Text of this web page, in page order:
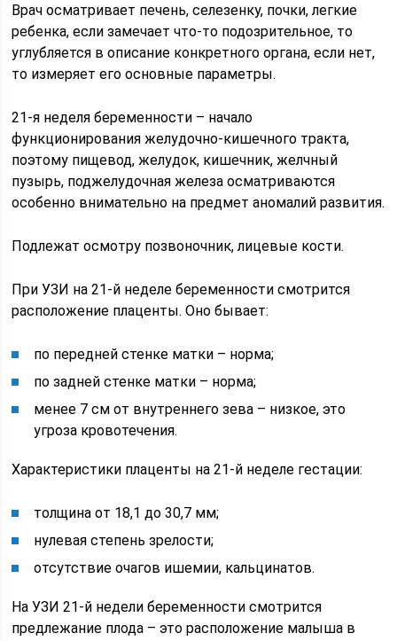
Врач осматривает печень, селезенку, почки, легкие
ребенка, если замечает что-то подозрительное, то
углубляется в описание конкретного органа, если нет,
то измеряет его основные параметры.
21-я неделя беременности – начало
функционирования желудочно-кишечного тракта,
поэтому пищевод, желудок, кишечник, желчный
пузырь, поджелудочная железа осматриваются
особенно внимательно на предмет аномалий развития.
Подлежат осмотру позвоночник, лицевые кости.
При УЗИ на 21-й неделе беременности смотрится
расположение плаценты. Оно бывает:
по передней стенке матки – норма;
по задней стенке матки – норма;
менее 7 см от внутреннего зева – низкое, это
угроза кровотечения.
Характеристики плаценты на 21-й неделе гестации:
толщина от 18,1 до 30,7 мм;
нулевая степень зрелости;
отсутствие очагов ишемии, кальцинатов.
На УЗИ 21-й недели беременности смотрится
предлежание плода – это расположение малыша в